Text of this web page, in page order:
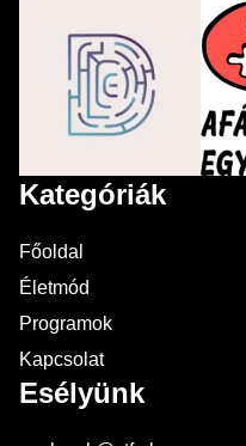
Kategóriák
Főoldal
Életmód
Programok
Kapcsolat
Esélyünk